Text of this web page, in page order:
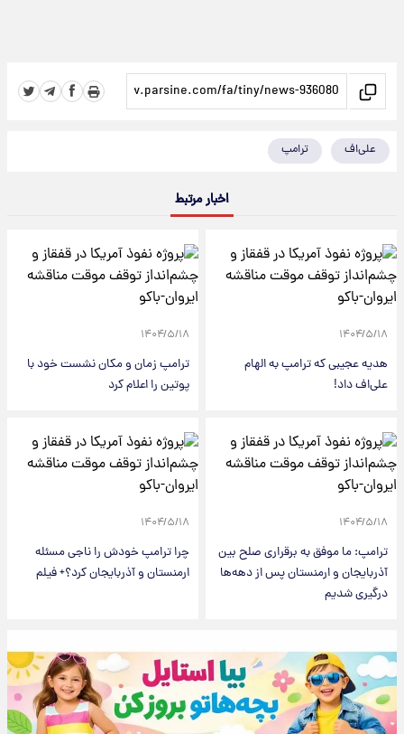
علی‌اف ترامپ
اخبار مرتبط
۱۴۰۴/۵/۱۸
هدیه عجیبی که ترامپ به الهام
علی‌اف داد!
۱۴۰۴/۵/۱۸
ترامپ زمان و مکان نشست خود با
پوتین را اعلام کرد
۱۴۰۴/۵/۱۸
ترامپ: ما موفق به برقراری صلح بین
آذربایجان و ارمنستان پس از دهه‌ها
درگیری شدیم
۱۴۰۴/۵/۱۸
چرا ترامپ خودش را ناجی مسئله
ارمنستان و آذربایجان کرد؟+ فیلم